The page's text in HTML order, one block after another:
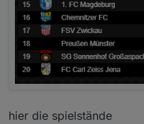
hier die spielstände